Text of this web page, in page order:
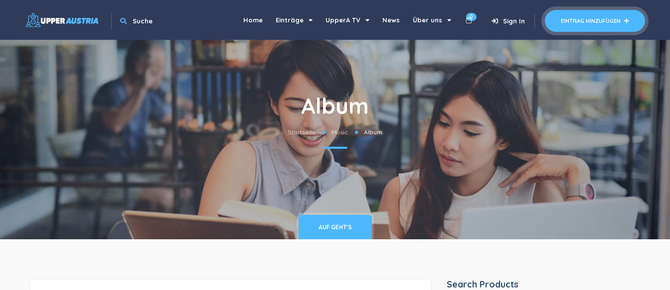
Suche EINTRAG HINZUFÜGEN
Sign In
0
Home Einträge UpperA TV News Über uns
Album
Startseite Music Album
AUF GEHT'S
Search Products